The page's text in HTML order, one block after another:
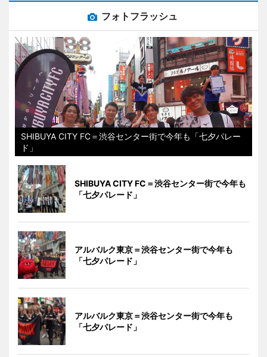
フォトフラッシュ
SHIBUYA CITY FC＝渋谷センター街で今年も「七夕パレー
ド」
SHIBUYA CITY FC＝渋谷センター街で今年も
「七夕パレード」
アルバルク東京＝渋谷センター街で今年も
「七夕パレード」
アルバルク東京＝渋谷センター街で今年も
「七夕パレード」